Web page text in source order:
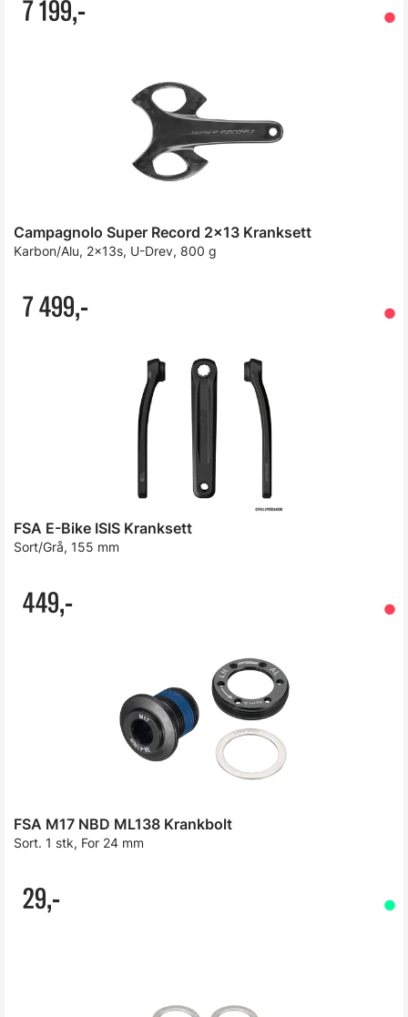
7 199,-
Campagnolo Super Record 2x13 Kranksett
Karbon/Alu, 2x13s, U-Drev, 800 g
7 499,-
FSA E-Bike ISIS Kranksett
Sort/Grå, 155 mm
449,-
FSA M17 NBD ML138 Krankbolt
Sort. 1 stk, For 24 mm
29,-